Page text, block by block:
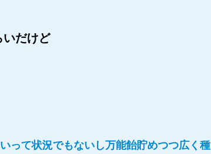
いだけど
って状況でもないし万能飴貯めつつ広く種